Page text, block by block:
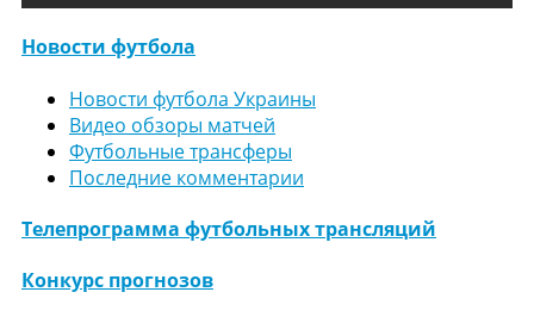
Новости футбола
Новости футбола Украины
Видео обзоры матчей
Футбольные трансферы
Последние комментарии
Телепрограмма футбольных трансляций
Конкурс прогнозов